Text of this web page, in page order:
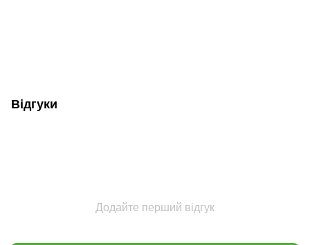
Відгуки
Додайте перший відгук